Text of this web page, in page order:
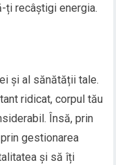
recâștigi energia.
și al sănătății tale.
ridicat, corpul tău
Însă, prin
gestionarea
și să îți